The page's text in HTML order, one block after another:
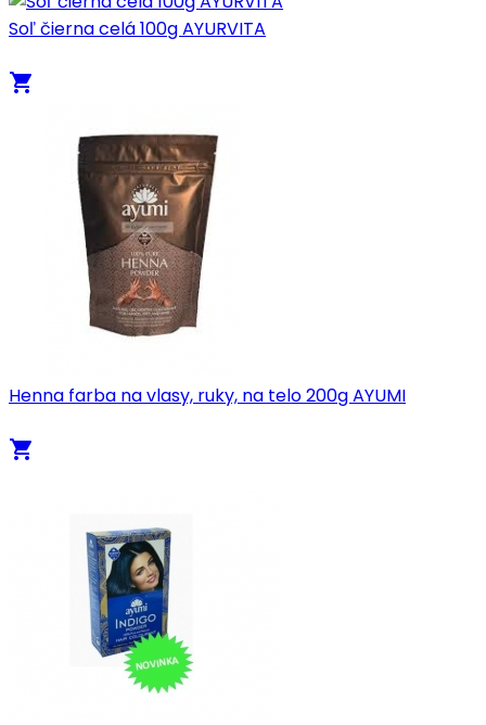
Soľ čierna celá 100g AYURVITA
local_grocery_store
Henna farba na vlasy, ruky, na telo 200g AYUMI
local_grocery_store